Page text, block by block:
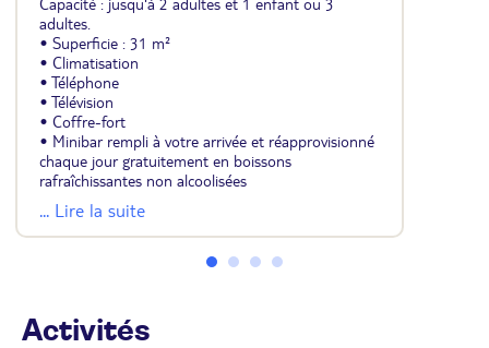
Capacité : jusqu'à 2 adultes et 1 enfant ou 3
adultes.
• Superficie : 31 m²
• Climatisation
• Téléphone
• Télévision
• Coffre-fort
• Minibar rempli à votre arrivée et réapprovisionné
chaque jour gratuitement en boissons
rafraîchissantes non alcoolisées
• Salle de bains avec douche et sèche-cheveux
• Balcon
• Vue jardin
... Lire la suite
Activités